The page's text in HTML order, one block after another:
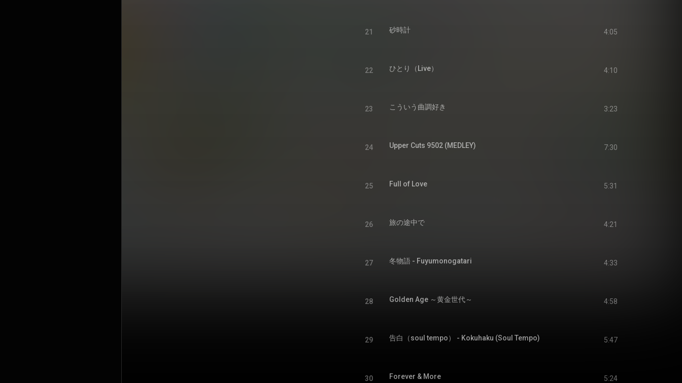
21 砂時計 4:05
22 ひとり（Live） 4:10
23 こういう曲調好き 3:23
24 Upper Cuts 9502 (MEDLEY) 7:30
25 Full of Love 5:31
26 旅の途中で 4:21
27 冬物語 - Fuyumonogatari 4:33
28 Golden Age ～黄金世代～ 4:58
29 告白（soul tempo） - Kokuhaku (Soul Tempo) 5:47
30 Forever & More 5:24